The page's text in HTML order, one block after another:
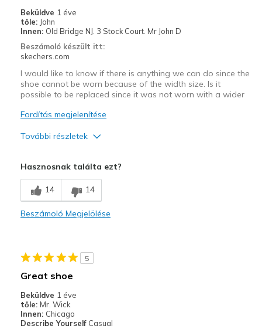
Going Out
Travel
Width
Feels true to width
Sizing
Feels true to size
Beküldve 1 éve
tőle: John
Innen: Old Bridge NJ. 3 Stock Court. Mr John D
Beszámoló készült itt:
skechers.com
I would like to know if there is anything we can do since the
shoe cannot be worn because of the width size. Is it
possible to be replaced since it was not worn with a wider
Fordítás megjelenítése
További részletek
Hasznosnak találta ezt?
14 14
Beszámoló Megjelölése
5
Great shoe
Beküldve 1 éve
tőle: Mr. Wick
Innen: Chicago
Describe Yourself Casual